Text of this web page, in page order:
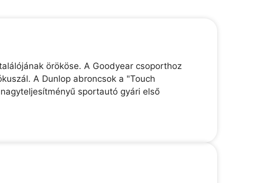
örököse. A Goodyear csoporthoz
A Dunlop abroncsok a "Touch
sportautó gyári első